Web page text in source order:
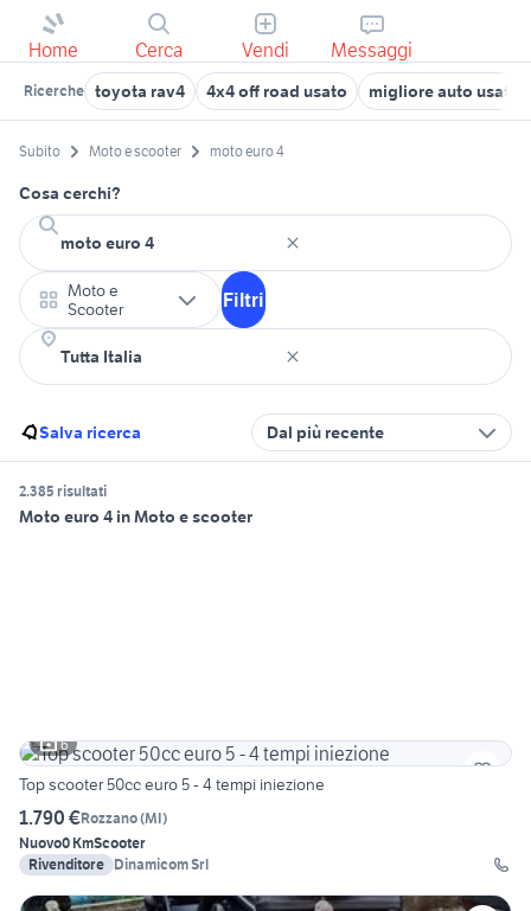
Home Cerca Vendi Messaggi
Ricerche toyota rav4 4x4 off road usato migliore auto usata
Subito Moto e scooter moto euro 4
Cosa cerchi?
Moto e
Scooter
Filtri
Salva ricerca Dal più recente
2.385 risultati
Moto euro 4 in Moto e scooter
6
Top scooter 50cc euro 5 - 4 tempi iniezione
1.790 €Rozzano(MI)
Nuovo0 KmScooter
Rivenditore Dinamicom Srl